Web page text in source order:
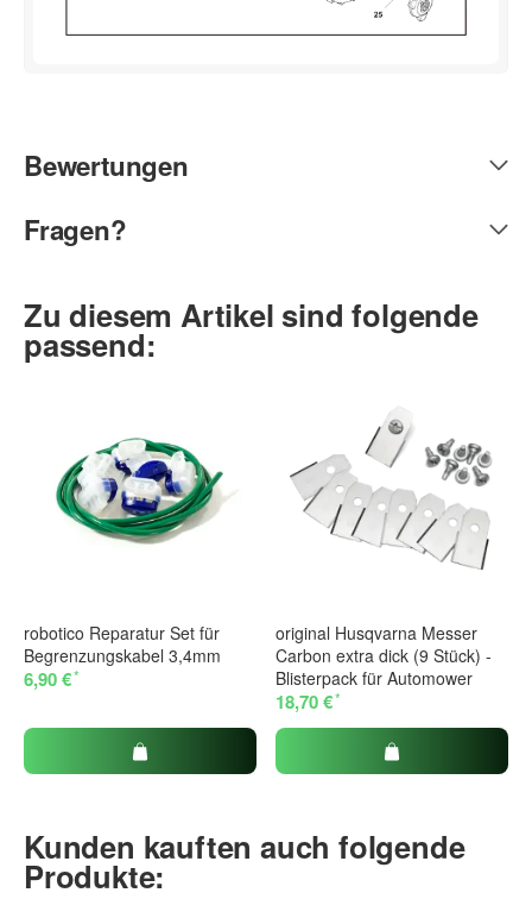
Bewertungen
Fragen?
Zu diesem Artikel sind folgende
passend:
robotico Reparatur Set für
Begrenzungskabel 3,4mm
6,90 €*
original Husqvarna Messer
Carbon extra dick (9 Stück) -
Blisterpack für Automower
18,70 €*
Kunden kauften auch folgende
Produkte: